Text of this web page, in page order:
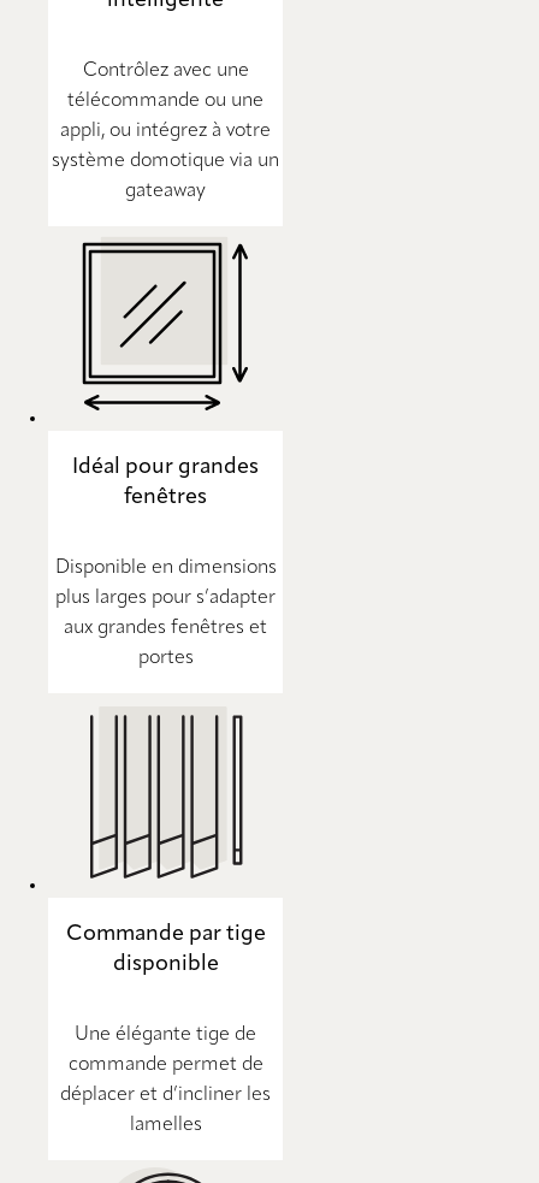
Contrôlez avec une
télécommande ou une
appli, ou intégrez à votre
système domotique via un
gateaway
Idéal pour grandes
fenêtres
Disponible en dimensions
plus larges pour s’adapter
aux grandes fenêtres et
portes
Commande par tige
disponible
Une élégante tige de
commande permet de
déplacer et d’incliner les
lamelles